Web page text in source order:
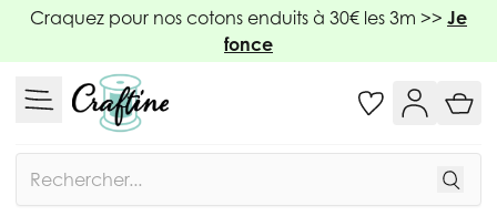
Allez au contenu
Craquez pour nos cotons enduits à 30€ les 3m >> Je
fonce